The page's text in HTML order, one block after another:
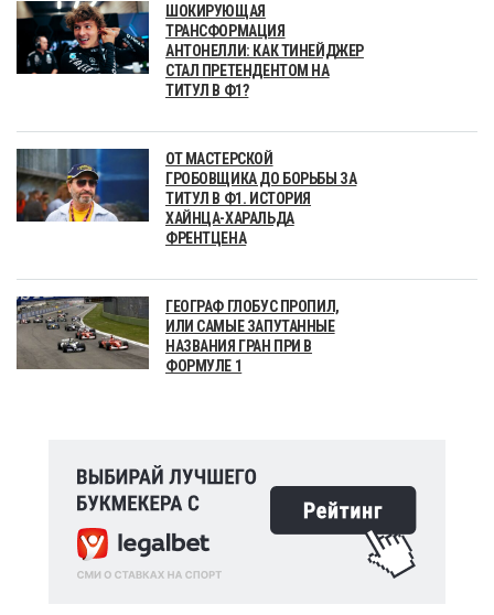
ШОКИРУЮЩАЯ
ТРАНСФОРМАЦИЯ
АНТОНЕЛЛИ: КАК ТИНЕЙДЖЕР
СТАЛ ПРЕТЕНДЕНТОМ НА
ТИТУЛ В Ф1?
ОТ МАСТЕРСКОЙ
ГРОБОВЩИКА ДО БОРЬБЫ ЗА
ТИТУЛ В Ф1. ИСТОРИЯ
ХАЙНЦА-ХАРАЛЬДА
ФРЕНТЦЕНА
ГЕОГРАФ ГЛОБУС ПРОПИЛ,
ИЛИ САМЫЕ ЗАПУТАННЫЕ
НАЗВАНИЯ ГРАН ПРИ В
ФОРМУЛЕ 1